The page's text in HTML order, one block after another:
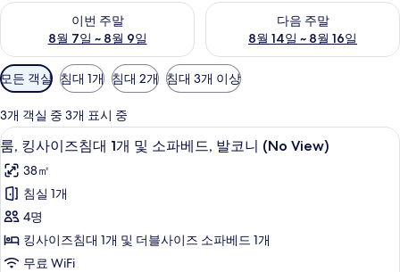
이번 주말
8월 7일 ~ 8월 9일
이번 주말 예약 가능 여부 확인, 8월 7일 ~ 8월 9일
다음 주말
8월 14일 ~ 8월 16일
다음 주말 예약 가능 여부 확인,
객
실
에
사
용
가
능
한
터
모든 객실 침대 1개 침대 2개 침대 3개 이상
3개 객실 중 3개 표시 중
룸,
킹
사
이
즈
침
저자극성 침구, 객실 내 금고, 책상, 암
2
룸, 킹사이즈침대 1개 및 소파베드, 발코니 (No View)
38㎡
침실 1개
4명
킹사이즈침대 1개 및 더블사이즈 소파베드 1개
무료 WiFi